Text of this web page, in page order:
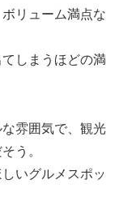
リューム満点な
しまうほどの満
雰囲気で、観光
う。
いグルメスポッ